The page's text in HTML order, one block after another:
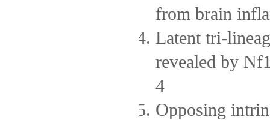
from brain
Latent tri-
revealed by
4
Opposing